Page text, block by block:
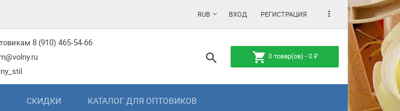
RUB ВХОД РЕГИСТРАЦИЯ more_vert
8 (910) 465-54-66
search shopping_cart 0товар(ов) - 0 ₽
СКИДКИ КАТАЛОГ ДЛЯ ОПТОВИКОВ